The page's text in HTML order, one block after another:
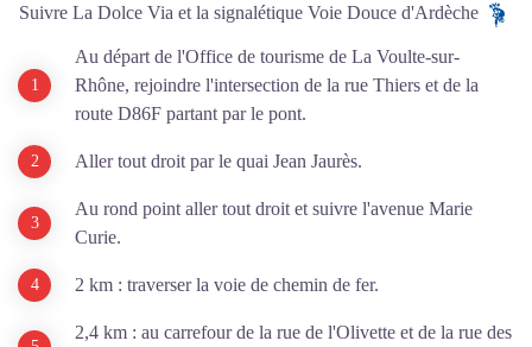
Suivre La Dolce Via et la signalétique Voie Douce d'Ardèche
Au départ de l'Office de tourisme de La Voulte-sur-
Rhône, rejoindre l'intersection de la rue Thiers et de la
route D86F partant par le pont.
Aller tout droit par le quai Jean Jaurès.
Au rond point aller tout droit et suivre l'avenue Marie
Curie.
2 km : traverser la voie de chemin de fer.
2,4 km : au carrefour de la rue de l'Olivette et de la rue des